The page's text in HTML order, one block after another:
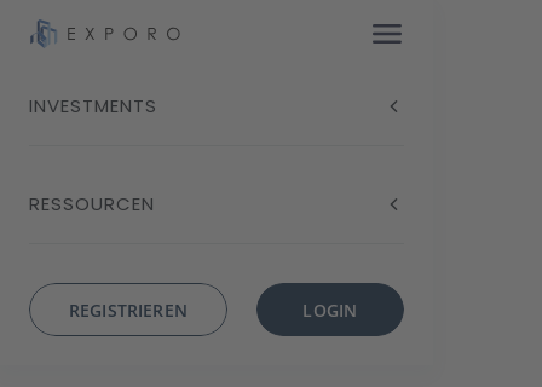
INVESTMENTS
RESSOURCEN
REGISTRIEREN LOGIN
Exporo startet mit
Anlage-Plattform